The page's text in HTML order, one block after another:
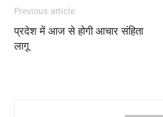
Previous article
प्रदेश में आज से होगी आचार संहिता
लागू